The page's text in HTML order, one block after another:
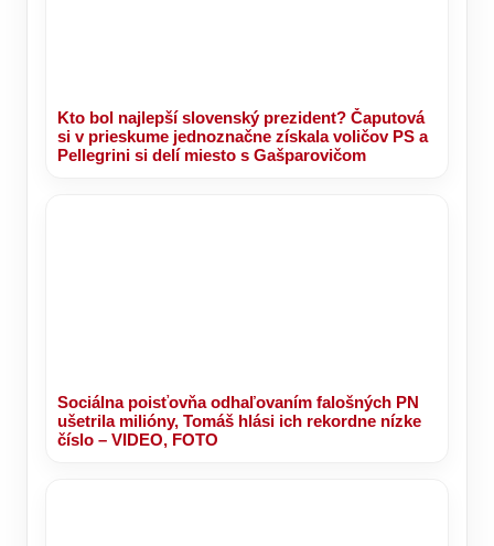
Kto bol najlepší slovenský prezident? Čaputová
si v prieskume jednoznačne získala voličov PS a
Pellegrini si delí miesto s Gašparovičom
Sociálna poisťovňa odhaľovaním falošných PN
ušetrila milióny, Tomáš hlási ich rekordne nízke
číslo – VIDEO, FOTO